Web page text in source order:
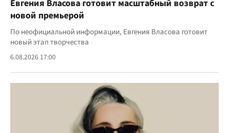
Евгения Власова готовит масштабный возврат с
новой премьерой
По неофициальной информации, Евгения Власова готовит
новый этап творчества
6.08.2026 17:00